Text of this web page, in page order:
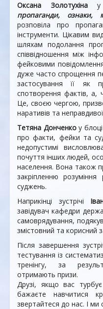
Оксана Золотухінау
пропаганди, ознаки,
розповіла про
інструменти. Цікавим
шляхам подолання
співвідношення між
фейковими
дуже часто спрощення
застосування її як
спотворення фактів,
Це, своєю чергою,
наративів та
Тетяна Донченкоу блоці
про факти, фейки та
недопустимі
почуття інших людей,
населення. Вона також
закріпленню розуміння
суджень.
Наприкінці зустрічі
завідувач кафедри
самоврядування,
змістовний та корисний
Після завершення
тестування із
тренінгу, за
отримають призи.
Друзі, якщо вас
бажаєте навчитися
звертайтеся до нас. І